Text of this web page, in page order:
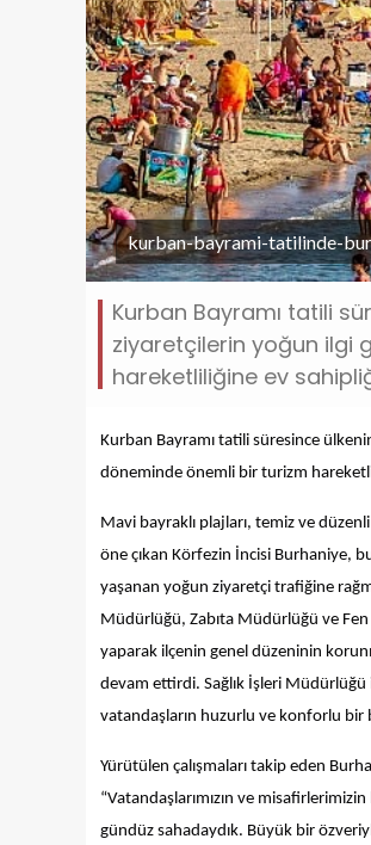
kurban-bayrami-tatilinde-
Kurban Bayramı tatili
ziyaretçilerin yoğun ilgi
hareketliliğine ev
Kurban Bayramı tatili süresince
döneminde önemli bir turizm
Mavi bayraklı plajları, temiz ve
öne çıkan Körfezin İncisi Burhaniye,
yaşanan yoğun ziyaretçi trafiğine
Müdürlüğü, Zabıta Müdürlüğü ve
yaparak ilçenin genel düzeninin
devam ettirdi. Sağlık İşleri
vatandaşların huzurlu ve konforlu bir
Yürütülen çalışmaları takip eden
“Vatandaşlarımızın ve
gündüz sahadaydık. Büyük bir